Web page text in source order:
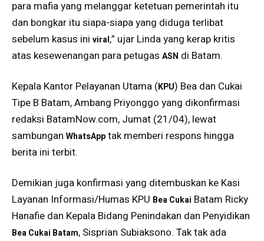
para mafia yang melanggar ketetuan pemerintah itu
dan bongkar itu siapa-siapa yang diduga terlibat
sebelum kasus ini viral,” ujar Linda yang kerap kritis
atas kesewenangan para petugas ASN di Batam.
Kepala Kantor Pelayanan Utama (KPU) Bea dan Cukai
Tipe B Batam, Ambang Priyonggo yang dikonfirmasi
redaksi BatamNow.com, Jumat (21/04), lewat
sambungan WhatsApptak memberi respons hingga
berita ini terbit.
Demikian juga konfirmasi yang ditembuskan ke Kasi
Layanan Informasi/Humas KPU Bea Cukai Batam Ricky
Hanafie dan Kepala Bidang Penindakan dan Penyidikan
Bea Cukai Batam, Sisprian Subiaksono. Tak tak ada